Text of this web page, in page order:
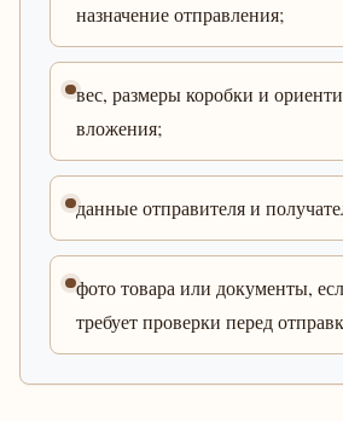
назначение отправления;
вес, размеры коробки и
вложения;
данные отправителя и
фото товара или документы,
требует проверки перед